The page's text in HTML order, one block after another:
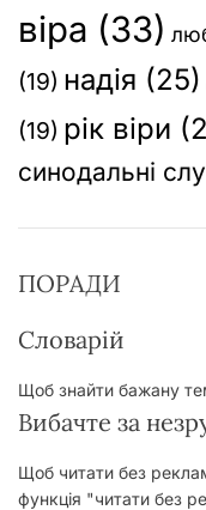
віра (33)
(19) надія (25)
(19) рік віри
синодальні
ПОРАДИ
Словарій
Щоб знайти бажану
Вибачте за
Щоб читати без
функція "читати без